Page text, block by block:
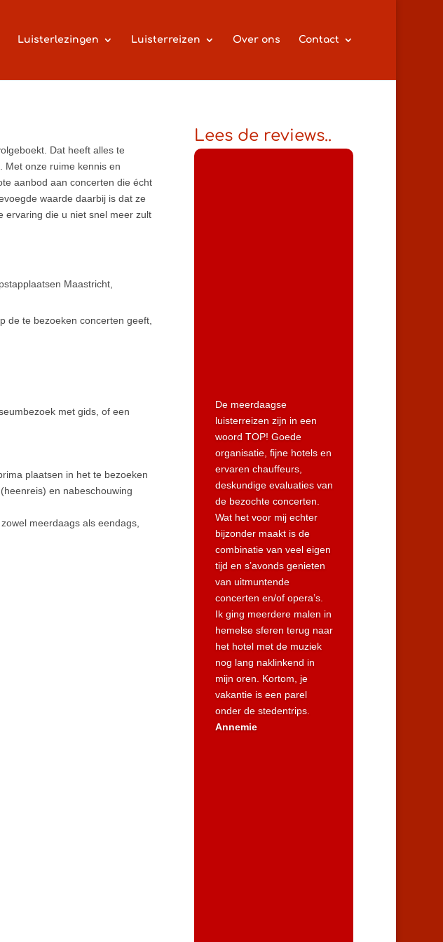
Luisterlezingen Luisterreizen Over ons Contact
Dat heeft alles te
Met onze ruime kennis en
aanbod aan concerten die écht
waarde daarbij is dat ze
ervaring die u niet snel meer zult
Maastricht,
de te bezoeken concerten geeft,
met gids, of een
plaatsen in het te bezoeken
en nabeschouwing
meerdaags als eendags,
Lees de reviews..
De meerdaagse
luisterreizen zijn in een
woord TOP! Goede
organisatie, fijne hotels en
ervaren chauffeurs,
deskundige evaluaties van
de bezochte concerten.
Wat het voor mij echter
bijzonder maakt is de
combinatie van veel eigen
tijd en s’avonds genieten
van uitmuntende
concerten en/of opera’s.
Ik ging meerdere malen in
hemelse sferen terug naar
het hotel met de muziek
nog lang naklinkend in
mijn oren. Kortom, je
vakantie is een parel
onder de stedentrips.
Annemie